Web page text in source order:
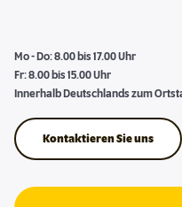
Mo - Do: 8.00 bis 17.00 Uhr
Fr: 8.00 bis 15.00 Uhr
Innerhalb Deutschlands zum
Kontaktieren Sie uns